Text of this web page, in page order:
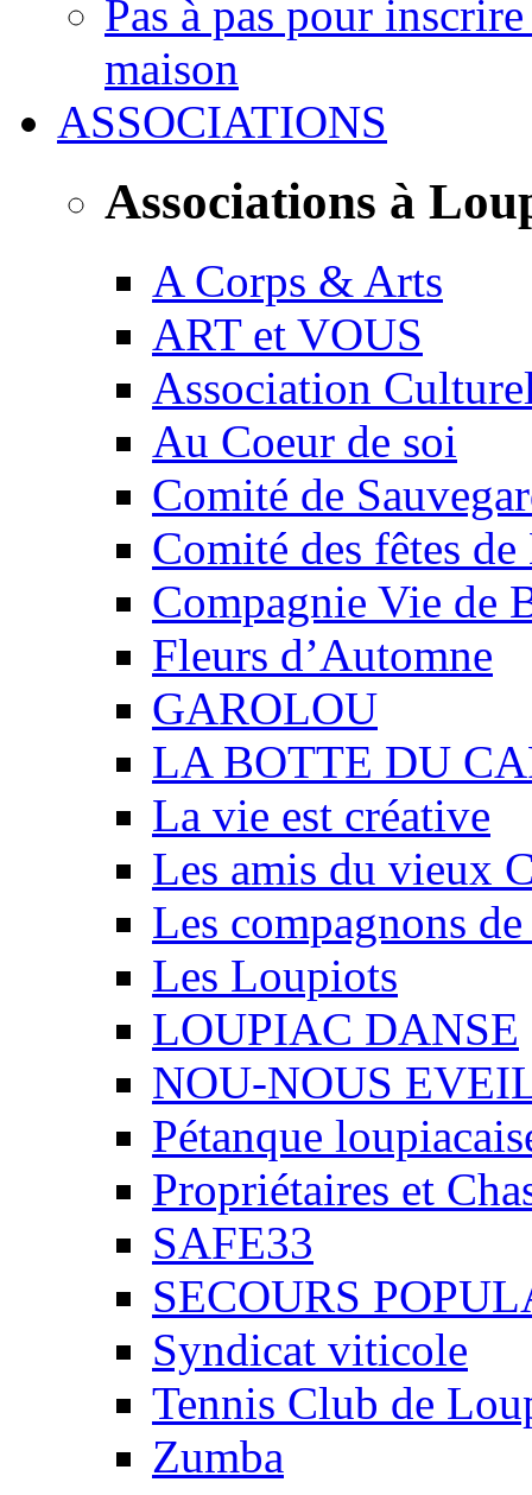
Pas à pas pour
maison
ASSOCIATIONS
Associations à
A Corps & Arts
ART et VOUS
Association
Au Coeur de soi
Comité de
Comité des fêtes
Compagnie Vie de
Fleurs d’Automne
GAROLOU
LA BOTTE DU
La vie est créative
Les amis du vieux
Les compagnons
Les Loupiots
LOUPIAC DANSE
NOU-NOUS
Pétanque
Propriétaires et
SAFE33
SECOURS
Syndicat viticole
Tennis Club de
Zumba